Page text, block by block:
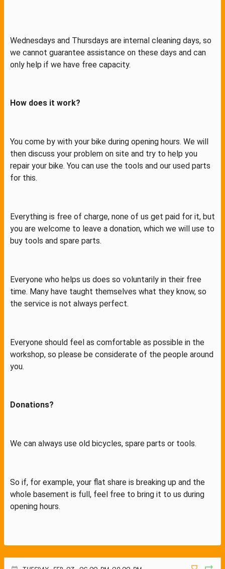
Wednesdays and Thursdays are internal cleaning days, so
we cannot guarantee assistance on these days and can
only help if we have free capacity.
How does it work?
You come by with your bike during opening hours. We will
then discuss your problem on site and try to help you
repair your bike. You can use the tools and our used parts
for this.
Everything is free of charge, none of us get paid for it, but
you are welcome to leave a donation, which we will use to
buy tools and spare parts.
Everyone who helps us does so voluntarily in their free
time. Many have taught themselves what they know, so
the service is not always perfect.
Everyone should feel as comfortable as possible in the
workshop, so please be considerate of the people around
you.
Donations?
We can always use old bicycles, spare parts or tools.
So if, for example, your flat share is breaking up and the
whole basement is full, feel free to bring it to us during
opening hours.